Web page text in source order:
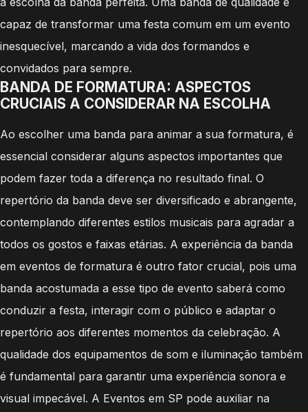
capaz de transformar uma festa comum em um evento
inesquecível, marcando a vida dos formandos e
convidados para sempre.
BANDA DE FORMATURA: ASPECTOS
CRUCIAIS A CONSIDERAR NA ESCOLHA
Ao escolher uma banda para animar a sua formatura, é
essencial considerar alguns aspectos importantes que
podem fazer toda a diferença no resultado final. O
repertório da banda deve ser diversificado e abrangente,
contemplando diferentes estilos musicais para agradar a
todos os gostos e faixas etárias. A experiência da banda
em eventos de formatura é outro fator crucial, pois uma
banda acostumada a esse tipo de evento saberá como
conduzir a festa, interagir com o público e adaptar o
repertório aos diferentes momentos da celebração. A
qualidade dos equipamentos de som e iluminação também
é fundamental para garantir uma experiência sonora e
visual impecável. A Eventos em SP pode auxiliar na